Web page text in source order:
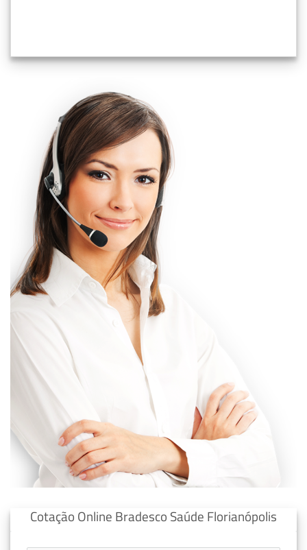
Cotação Online Bradesco Saúde Florianópolis